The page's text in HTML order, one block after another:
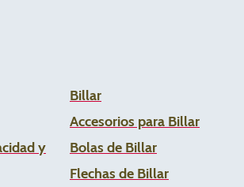
y
Billar
Accesorios para Billar
Bolas de Billar
Flechas de Billar